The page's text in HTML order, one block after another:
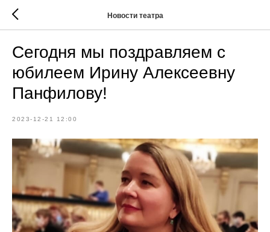
Новости театра
Сегодня мы поздравляем с
юбилеем Ирину Алексеевну
Панфилову!
2023-12-21 12:00